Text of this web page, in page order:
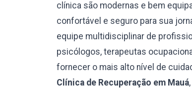
clínica são modernas e bem
confortável e seguro para sua
equipe multidisciplinar de
psicólogos, terapeutas
fornecer o mais alto nível de
Clínica de Recuperação em Mauá